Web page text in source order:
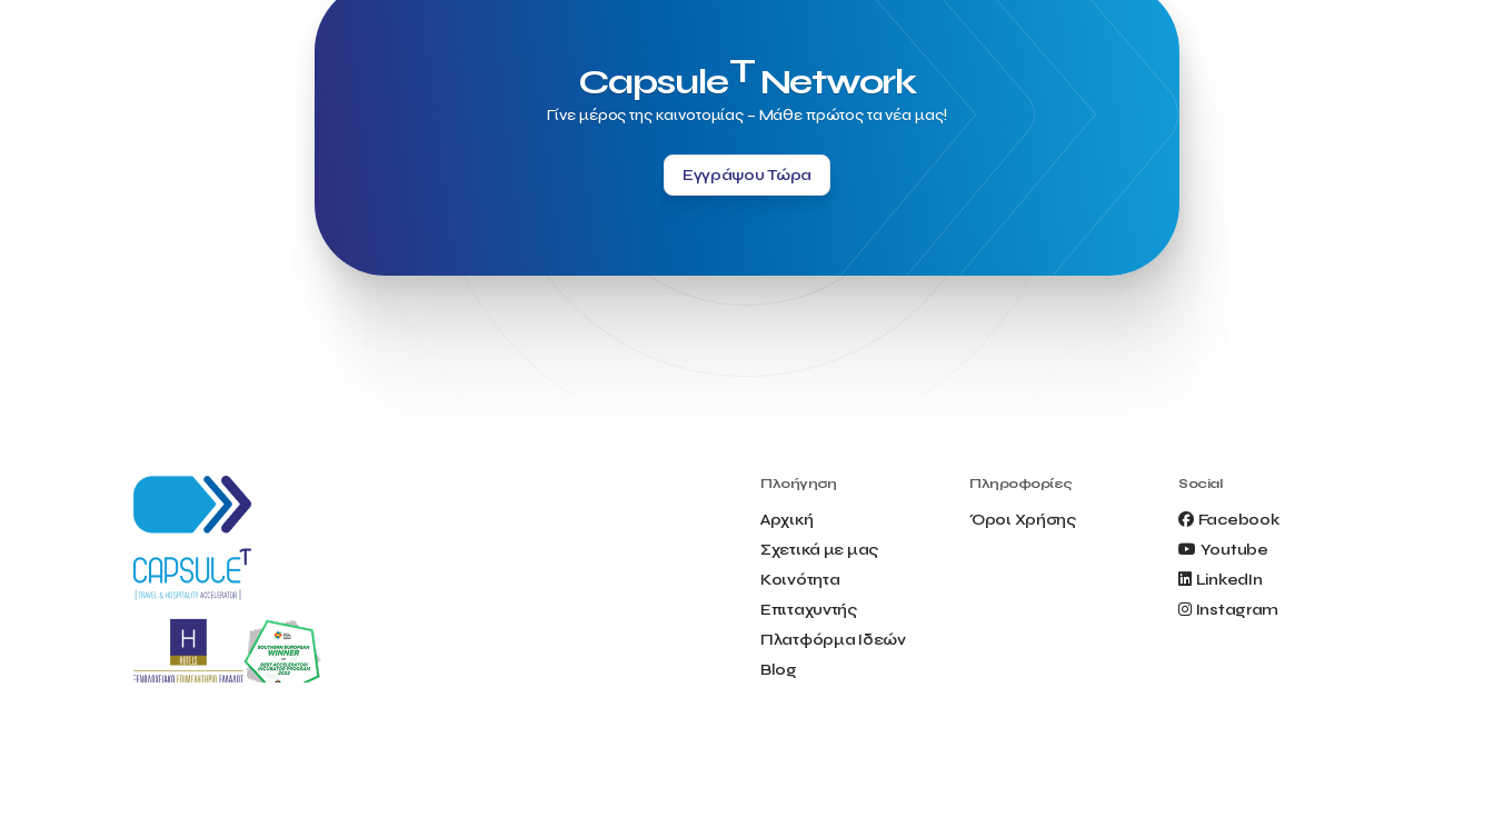
Angela Gerekou
Applications
Archimedes Center
Artificial Intelligence
Athens News Agency
Athens University of Economics &
Business
Best accelerator
Best incubator
Bizrupt
Booths 34-35
Borrn
Boutique Hotel
Cactus Royal Spa & Resort Hotel.
Campsaround
Canaves Oia Suites
Creta Maris
Creta Palm
Culture
Deliverback
CapsuleTNetwork
Γίνε μέρος της καινοτομίας – Μάθε πρώτος τα νέα μας!
Εγγράψου Τώρα
Πλοήγηση
Αρχική
Σχετικά με μας
Κοινότητα
Επιταχυντής
Πλατφόρμα Ιδεών
Blog
Πληροφορίες
Όροι Χρήσης
Social
Facebook
Youtube
LinkedIn
Instagram